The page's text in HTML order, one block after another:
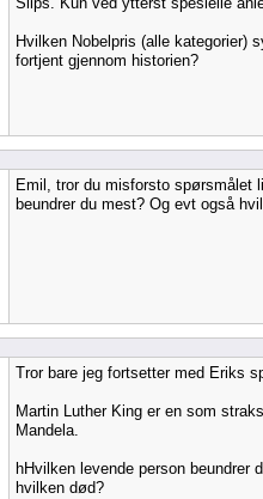
Hvilken Nobelpris (alle kategorier)
fortjent gjennom historien?
Emil, tror du misforsto spørsmålet
beundrer du mest? Og evt også
Tror bare jeg fortsetter med Eriks
Martin Luther King er en som
Mandela.
hHvilken levende person beundrer
hvilken død?